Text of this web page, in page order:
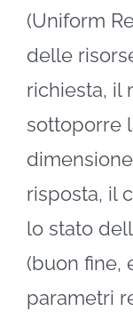
(Uniform
delle
richiesta, il
sottoporre
risposta, il
lo stato
(buon fine,
parametri